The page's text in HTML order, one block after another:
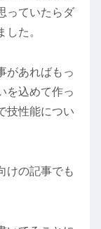
っていたらダ
た。
があればもっ
を込めて作っ
技性能につい
けの記事でも